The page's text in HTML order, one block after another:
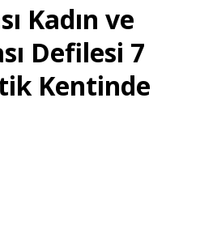
Kadın ve
Defilesi 7
Kentinde